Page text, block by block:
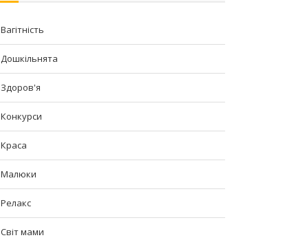
Вагітність
Дошкільнята
Здоров'я
Конкурси
Краса
Малюки
Релакс
Світ мами